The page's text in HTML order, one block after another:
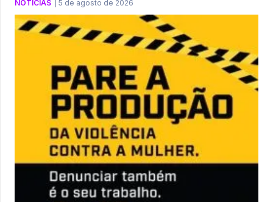
NOTÍCIAS 5 de agosto de 2026